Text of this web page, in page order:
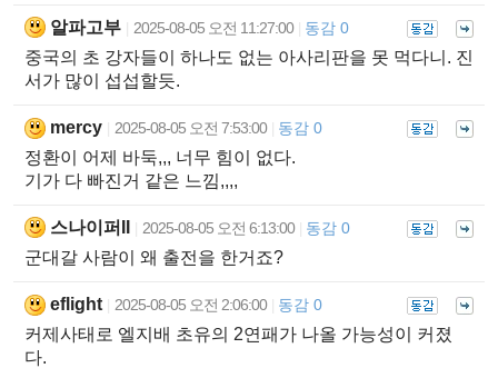
알파고부 2025-08-05 오전 11:27:00 동감 0
중국의 초 강자들이 하나도 없는 아사리판을 못 먹다니. 진
서가 많이 섭섭할듯.
mercy 2025-08-05 오전 7:53:00 동감 0
정환이 어제 바둑,,, 너무 힘이 없다.
기가 다 빠진거 같은 느낌,,,,
스나이퍼II 2025-08-05 오전 6:13:00 동감 0
군대갈 사람이 왜 출전을 한거죠?
eflight 2025-08-05 오전 2:06:00 동감 0
커제사태로 엘지배 초유의 2연패가 나올 가능성이 커졌
다.